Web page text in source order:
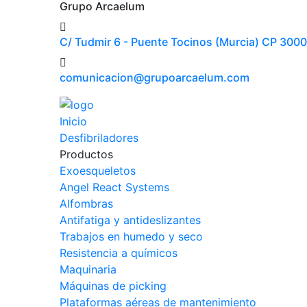
Grupo Arcaelum
C/ Tudmir 6 - Puente Tocinos (Murcia) CP
comunicacion@grupoarcaelum.com
Inicio
Desfibriladores
Productos
Exoesqueletos
Angel React Systems
Alfombras
Antifatiga y antideslizantes
Trabajos en humedo y seco
Resistencia a químicos
Maquinaria
Máquinas de picking
Plataformas aéreas de mantenimiento